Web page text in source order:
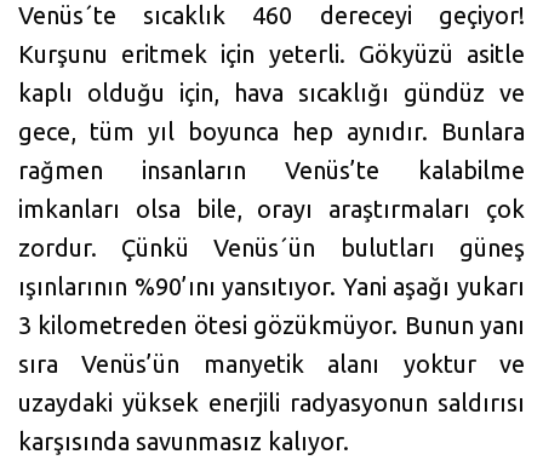
Venüs´te sıcaklık 460 dereceyi geçiyor!
Kurşunu eritmek için yeterli. Gökyüzü asitle
kaplı olduğu için, hava sıcaklığı gündüz ve
gece, tüm yıl boyunca hep aynıdır. Bunlara
rağmen insanların Venüs’te kalabilme
imkanları olsa bile, orayı araştırmaları çok
zordur. Çünkü Venüs´ün bulutları güneş
ışınlarının %90’ını yansıtıyor. Yani aşağı yukarı
3 kilometreden ötesi gözükmüyor. Bunun yanı
sıra Venüs’ün manyetik alanı yoktur ve
uzaydaki yüksek enerjili radyasyonun saldırısı
karşısında savunmasız kalıyor.